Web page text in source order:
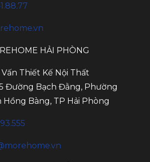
HẢI PHÒNG
Thiết Kế Nội Thất
Đường Bạch Đằng, Phường
Hồng Bàng, TP Hải Phòng